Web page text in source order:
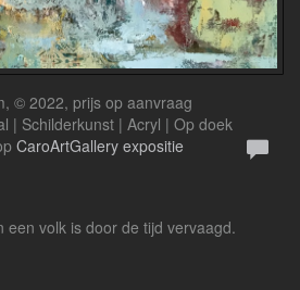
© 2022, prijs op aanvraag
| Schilderkunst | Acryl | Op doek
CaroArtGallery expositie
een volk is door de tijd vervaagd.